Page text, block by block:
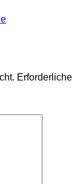
Erforderliche